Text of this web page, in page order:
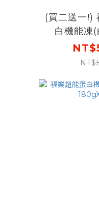
(買二送一!)
白機能凍
味)180gX6
商品：預計
機能凍白